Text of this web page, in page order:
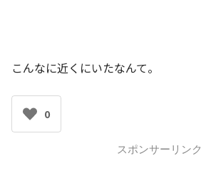
こんなに近くにいたなんて。
0
スポンサーリンク